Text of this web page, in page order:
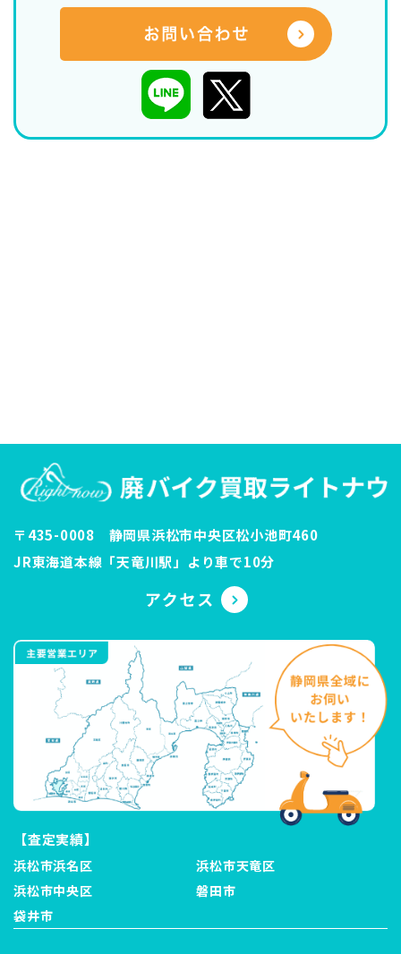
〒435-0008 静岡県浜松市中央区松小池町460
JR東海道本線「天竜川駅」より車で10分
【査定実績】
浜松市浜名区
浜松市天竜区
浜松市中央区
磐田市
袋井市